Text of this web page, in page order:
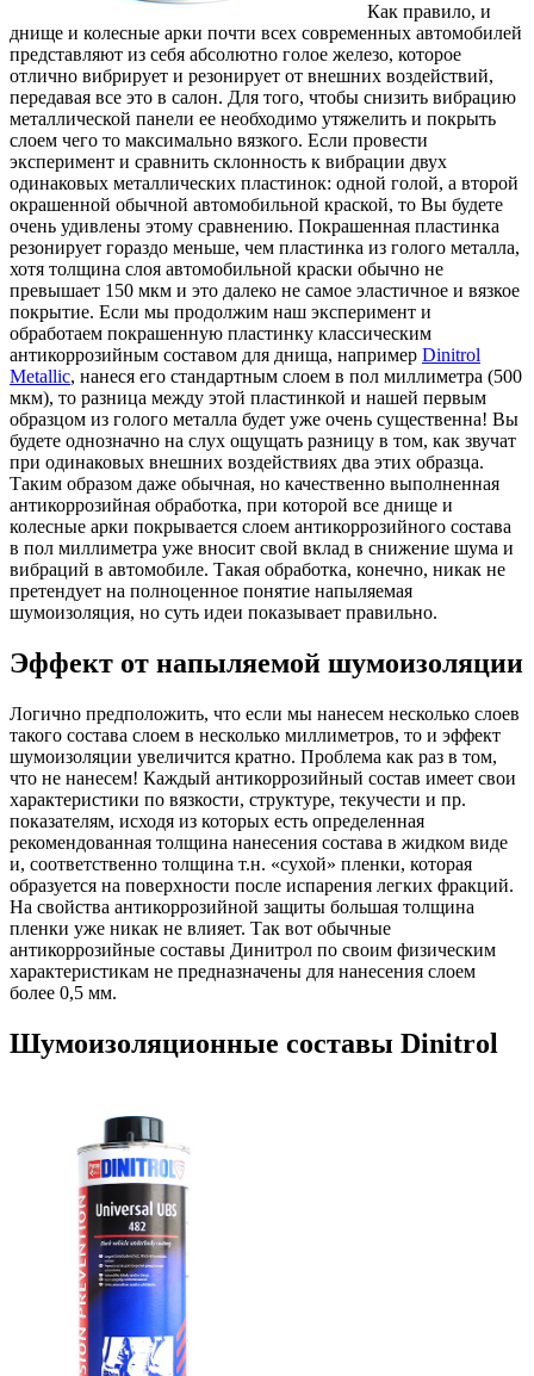
Как правило, и
днище и колесные арки почти всех современных автомобилей
представляют из себя абсолютно голое железо, которое
отлично вибрирует и резонирует от внешних воздействий,
передавая все это в салон. Для того, чтобы снизить вибрацию
металлической панели ее необходимо утяжелить и покрыть
слоем чего то максимально вязкого. Если провести
эксперимент и сравнить склонность к вибрации двух
одинаковых металлических пластинок: одной голой, а второй
окрашенной обычной автомобильной краской, то Вы будете
очень удивлены этому сравнению. Покрашенная пластинка
резонирует гораздо меньше, чем пластинка из голого металла,
хотя толщина слоя автомобильной краски обычно не
превышает 150 мкм и это далеко не самое эластичное и вязкое
покрытие. Если мы продолжим наш эксперимент и
обработаем покрашенную пластинку классическим
антикоррозийным составом для днища, например Dinitrol
Metallic, нанеся его стандартным слоем в пол миллиметра (500
мкм), то разница между этой пластинкой и нашей первым
образцом из голого металла будет уже очень существенна! Вы
будете однозначно на слух ощущать разницу в том, как звучат
при одинаковых внешних воздействиях два этих образца.
Таким образом даже обычная, но качественно выполненная
антикоррозийная обработка, при которой все днище и
колесные арки покрывается слоем антикоррозийного состава
в пол миллиметра уже вносит свой вклад в снижение шума и
вибраций в автомобиле. Такая обработка, конечно, никак не
претендует на полноценное понятие напыляемая
шумоизоляция, но суть идеи показывает правильно.
Эффект от напыляемой шумоизоляции
Логично предположить, что если мы нанесем несколько слоев
такого состава слоем в несколько миллиметров, то и эффект
шумоизоляции увеличится кратно. Проблема как раз в том,
что не нанесем! Каждый антикоррозийный состав имеет свои
характеристики по вязкости, структуре, текучести и пр.
показателям, исходя из которых есть определенная
рекомендованная толщина нанесения состава в жидком виде
и, соответственно толщина т.н. «сухой» пленки, которая
образуется на поверхности после испарения легких фракций.
На свойства антикоррозийной защиты большая толщина
пленки уже никак не влияет. Так вот обычные
антикоррозийные составы Динитрол по своим физическим
характеристикам не предназначены для нанесения слоем
более 0,5 мм.
Шумоизоляционные составы Dinitrol